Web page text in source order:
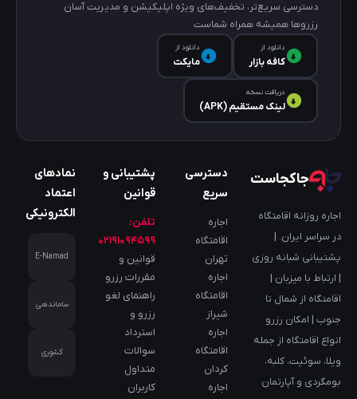
دسترسی سریع‌تر، تخفیف‌های ویژه اپلیکیشن و مدیریت آسان
رزروها همیشه همراه شماست
دانلود از
کافه‌ بازار
دانلود از
مایکت
دریافت نسخه
لینک مستقیم (APK)
جاکجاست
اجاره روزانه اقامتگاه
در سراسر ایران. |
پشتیبانی شبانه روزی
| ارتباط با میزبان |
اقامتگاه از شمال تا
جنوب | امکان رزرو
انواع اقامتگاه از جمله
ویلا، سوئیت، کلبه،
بومگردی و آپارتمان
دسترسی
سریع
اجاره
اقامتگاه
تهران
اجاره
اقامتگاه
شیراز
اجاره
اقامتگاه
کردان
اجاره
پشتیبانی و
قوانین
تلفن:
۰۲۱۹۱۰۹۴۵۹۹
قوانین و
مقررات رزرو
راهنمای لغو
رزرو و
استرداد
سوالات
متداول
کاربران
نمادهای
اعتماد
الکترونیکی
E-Namad
ساماندهی
کشوری